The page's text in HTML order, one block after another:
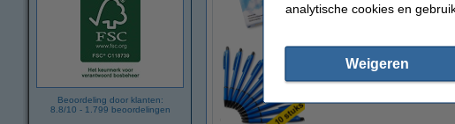
Beoordeling door klanten:
8.8/10 - 1.799 beoordelingen
analytische cookies en
Weigeren